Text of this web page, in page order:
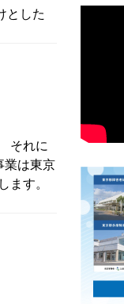
とした
それに
業は東京
ます。